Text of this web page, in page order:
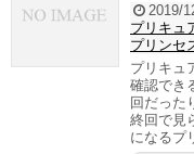
2019/
プリキュ
プリンセ
プリキュ
確認でき
回だった
終回で見
になるプ